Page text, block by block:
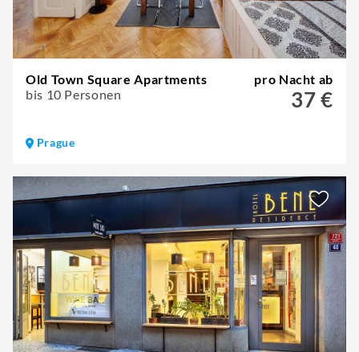
Old Town Square Apartments
bis 10 Personen
pro Nacht ab
37 €
Prague